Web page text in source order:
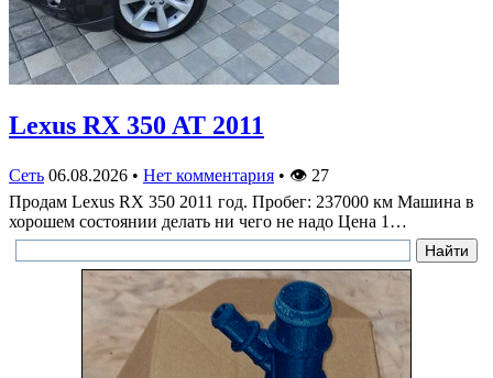
Lexus RX 350 AT 2011
Сеть 06.08.2026 • Нет комментария • 👁 27
Продам Lexus RX 350 2011 год. Пробег: 237000 км Машина в
хорошем состоянии делать ни чего не надо Цена 1…